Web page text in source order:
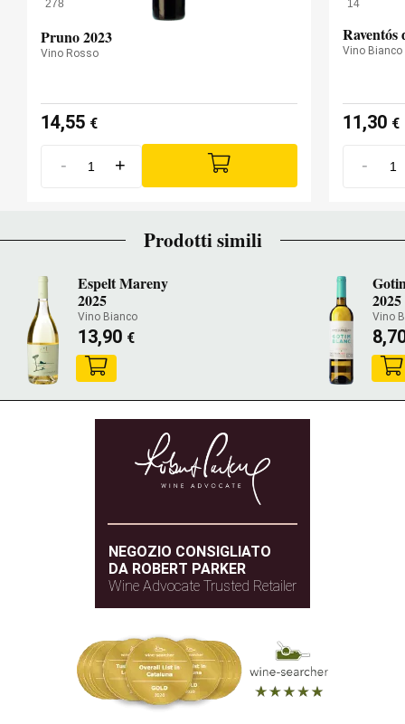
278
Pruno 2023
Vino Rosso
14,55 €
- +
14
Raventós
Vino Bianco
11,30 €
-
Prodotti simili
Espelt Mareny
2025
Vino Bianco
13,90 €
2025
Vino
NEGOZIO CONSIGLIATO
DA ROBERT PARKER
Wine Advocate Trusted Retailer